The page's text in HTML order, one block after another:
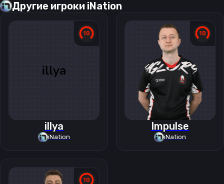
Другие игроки iNation
illya
iNation
Impulse
iNation